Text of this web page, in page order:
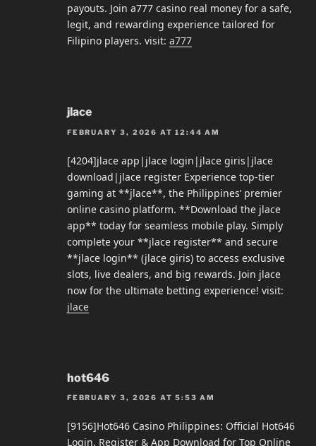
payouts. Join a777 casino real money for a safe,
legit, and rewarding experience tailored for
Filipino players. visit: a777
jlace
FEBRUARY 3, 2026 AT 12:44 AM
[4204]jlace app|jlace login|jlace giris|jlace
download|jlace register Experience top-tier
gaming at **jlace**, the Philippines’ premier
online casino platform. **Download the jlace
app** today for seamless mobile play. Simply
complete your **jlace register** and secure
**jlace login** (jlace giris) to access exclusive
slots, live dealers, and big rewards. Join jlace
now for the ultimate betting experience! visit:
jlace
hot646
FEBRUARY 3, 2026 AT 5:53 AM
[9156]Hot646 Casino Philippines: Official Hot646
Login, Register & App Download for Top Online